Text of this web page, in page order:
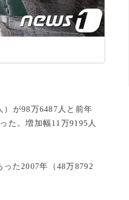
）が98万6487人と前年
た。増加幅11万9195人
た2007年（48万8792